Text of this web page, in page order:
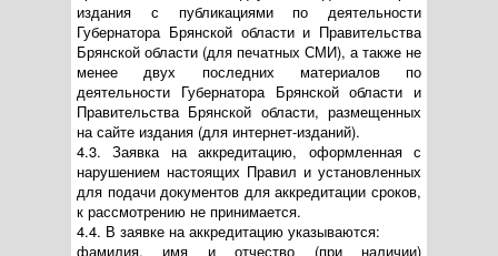
издания с публикациями по деятельности
Губернатора Брянской области и Правительства
Брянской области (для печатных СМИ), а также не
менее двух последних материалов по
деятельности Губернатора Брянской области и
Правительства Брянской области, размещенных
на сайте издания (для интернет-изданий).
4.3. Заявка на аккредитацию, оформленная с
нарушением настоящих Правил и установленных
для подачи документов для аккредитации сроков,
к рассмотрению не принимается.
4.4. В заявке на аккредитацию указываются:
фамилия, имя и отчество (при наличии)